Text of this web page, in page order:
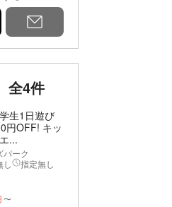
全4件
生1日遊び
円OFF! キッ
...
パーク
し
指定無し
〜